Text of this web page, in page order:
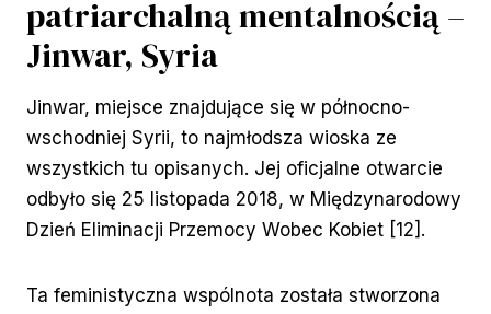
patriarchalną mentalnością –
Jinwar, Syria
Jinwar, miejsce znajdujące się w północno-
wschodniej Syrii, to najmłodsza wioska ze
wszystkich tu opisanych. Jej oficjalne otwarcie
odbyło się 25 listopada 2018, w Międzynarodowy
Dzień Eliminacji Przemocy Wobec Kobiet [12].
Ta feministyczna wspólnota została stworzona